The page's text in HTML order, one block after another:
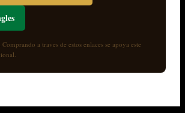
a traves de estos enlaces se apoya este